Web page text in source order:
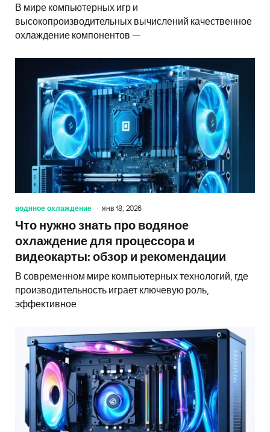
В мире компьютерных игр и
высокопроизводительных вычислений качественное
охлаждение компонентов —
водяное охлаждение янв 18, 2026
Что нужно знать про водяное
охлаждение для процессора и
видеокарты: обзор и рекомендации
В современном мире компьютерных технологий, где
производительность играет ключевую роль,
эффективное